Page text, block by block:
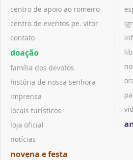
centro de apoio ao romeiro
centro de eventos pe. vitor
contato
doação
família dos devotos
história de nossa senhora
imprensa
locais turísticos
loja oficial
notícias
novena e festa